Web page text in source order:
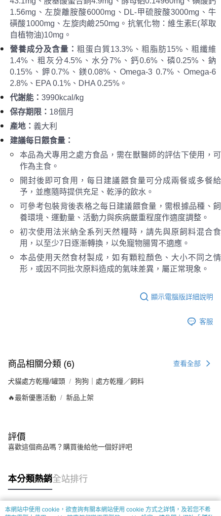
1.56mg、左旋離胺酸6000mg、DL-甲硫胺酸3000mg、牛
磺酸1000mg、左旋肉鹼250mg。抗氧化物：維生素E(萃取
自植物油)10mg。
營養成分及含量 ： 粗蛋白質13.3%、粗脂肪15%、粗纖維
1.4%、粗灰分4.5%、水分7%、鈣0.6%、磷0.25%、鈉
0.15%、鉀0.7%、鎂0.08%、Omega-3 0.7%、Omega-6
2.8%、EPA 0.1%、DHA 0.25%。
代謝能 ： 3990kcal/kg
保存期限： 18個月
產地： 義大利
建議每日餵食量 ：
本品為犬專用之處方食品，需在獸醫師的評估下使用，可
作為主食。
開封後即可食用，每日建議餵食量可分成兩餐或多餐給
予，並應隨時提供充足、乾淨的飲水。
可參考包裝背後表格之每日建議餵食量，需根據品種、飼
養環境、運動量、活動力與疾病嚴重程度作適度調整。
初次使用法米納全系列天然糧時，請先與原飼料混合食
用，以至少7日逐漸轉換，以免寵物腸胃不適應。
本品使用天然食材製成，如有顆粒顏色、大小不同之情
形，或因不同批次原料造成的氣味差異，屬正常現象。
顯示電腦版詳細說明
客服
商品相關分類 (6) 查看全部
犬貓處方乾糧/罐頭 狗狗｜處方乾糧／飼料
🔥最新優惠活動 新品上架
評價
喜歡這個商品嗎？購買後給他一個好評吧
本分類熱銷全站排行
本網站中使用 cookie，欲查詢有關本網站使用 cookie 方式之詳情，及若您不希